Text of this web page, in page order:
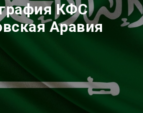
КФС
Аравия